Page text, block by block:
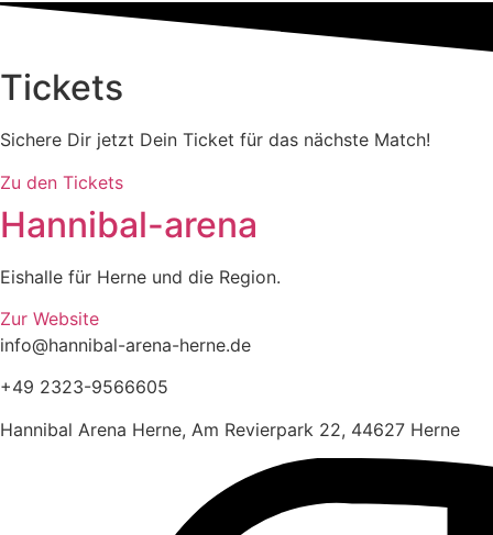
Tickets
Sichere Dir jetzt Dein Ticket für das nächste Match!
Zu den Tickets
Hannibal-arena
Eishalle für Herne und die Region.
Zur Website
info@hannibal-arena-herne.de
+49 2323-9566605
Hannibal Arena Herne, Am Revierpark 22, 44627 Herne